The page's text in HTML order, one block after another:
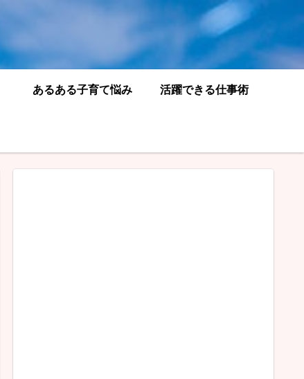
あるある子育て悩み 活躍できる仕事術